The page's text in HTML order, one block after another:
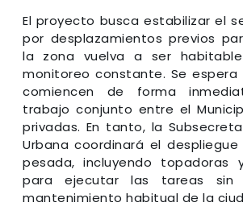
El proyecto busca estabilizar el
por desplazamientos previos
la zona vuelva a ser
monitoreo constante. Se
comiencen de forma
trabajo conjunto entre el
privadas. En tanto, la
Urbana coordinará el
pesada, incluyendo topadoras
para ejecutar las tareas sin
mantenimiento habitual de la